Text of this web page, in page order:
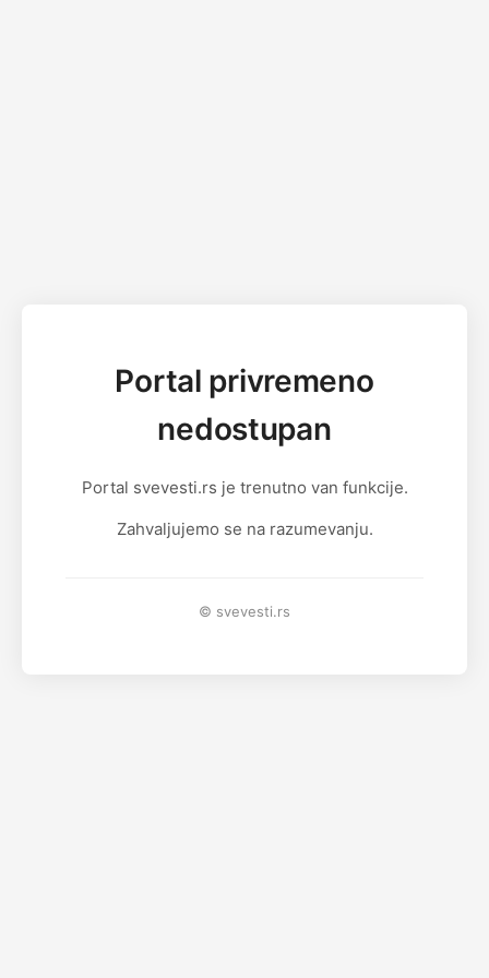
Portal privremeno
nedostupan
Portal svevesti.rs je trenutno van funkcije.
Zahvaljujemo se na razumevanju.
© svevesti.rs